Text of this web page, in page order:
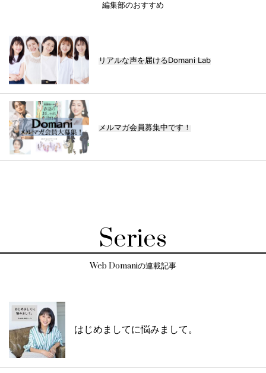
編集部のおすすめ
リアルな声を届けるDomani Lab
メルマガ会員募集中です！
Series
Web Domaniの連載記事
はじめましてに悩みまして。